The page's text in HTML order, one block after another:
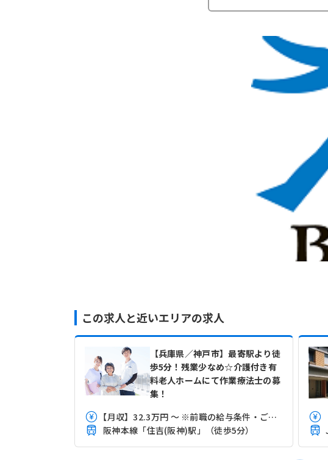
この求人と近いエリアの求人
【兵庫県／神戸市】最寄駅より徒
歩5分！残業少なめ☆介護付き有
料老人ホームにて作業療法士の募
集！
【月収】32.3万円 ～ ※前職の給与条件・ご経験を考慮して決定
阪神本線「住吉(阪神)駅」（徒歩5分）